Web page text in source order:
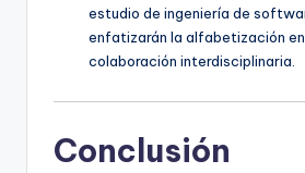
estudio de ingeniería de
enfatizarán la alfabetización
colaboración interdisciplinaria.
Conclusión